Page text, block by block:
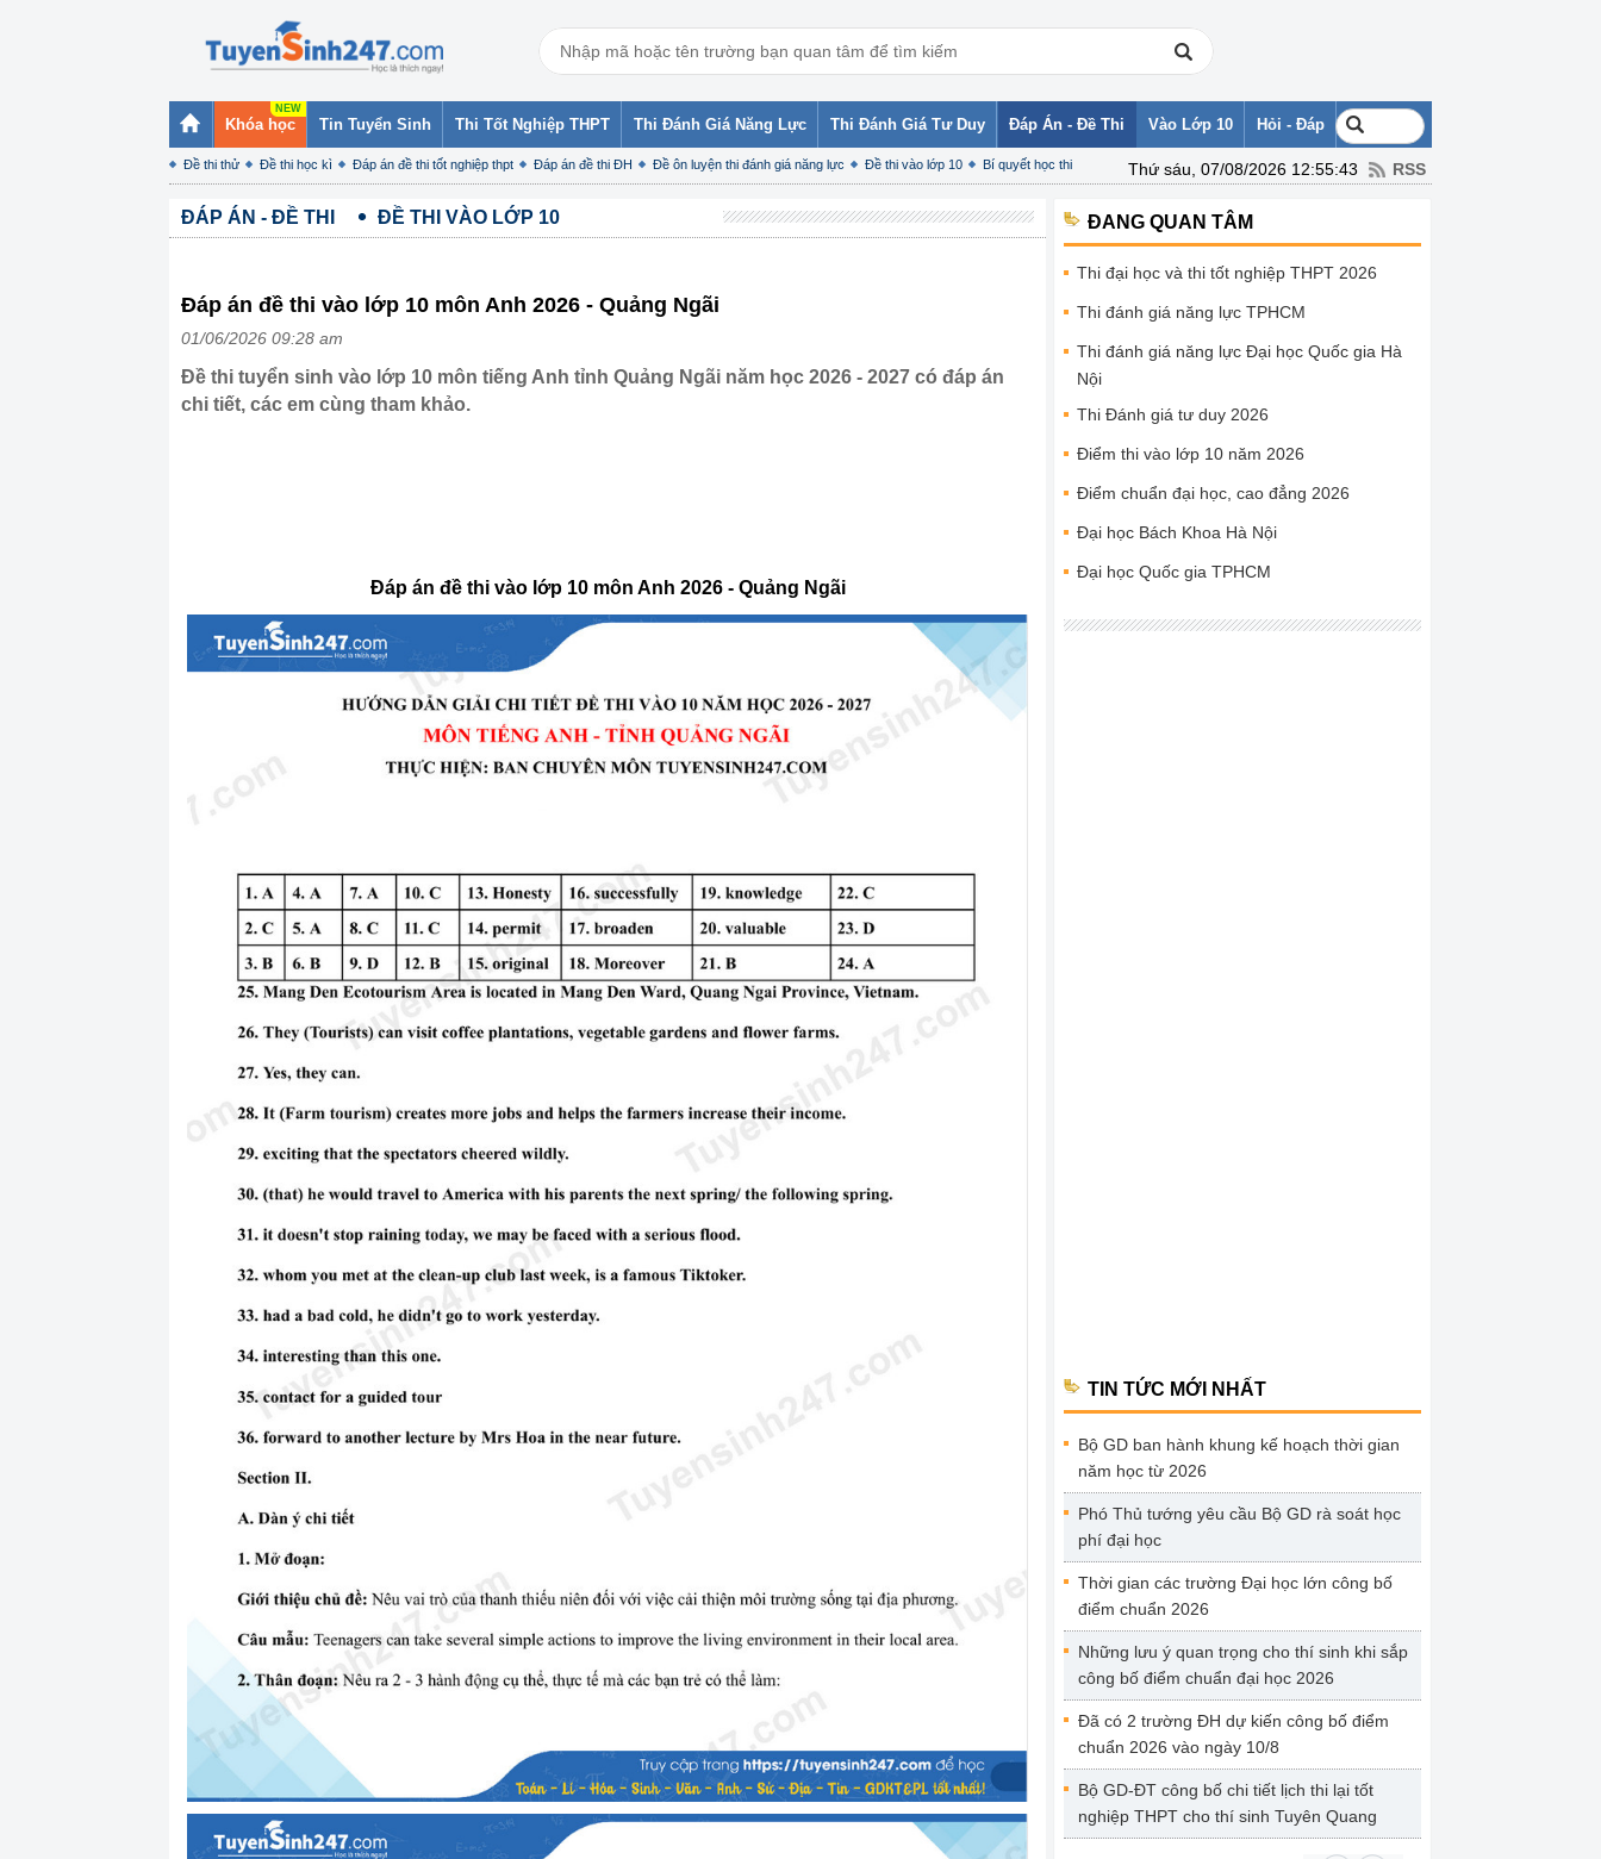
Khóa học Tin Tuyển Sinh Thi Tốt Nghiệp THPT Thi Đánh Giá Năng Lực Thi Đánh Giá Tư Duy Đáp Án - Đề Thi
Đề thi thử Đề thi học kì Đáp án đề thi tốt nghiệp thpt Đáp án đề thi ĐH Đề ôn luyện thi đánh giá năng lực Đề thi vào lớp 10 Bí quyết học thi
Vào Lớp 10 Hỏi - Đáp
Thứ sáu, 07/08/2026 12:55:43 RSS
ĐÁP ÁN - ĐỀ THI ĐỀ THI VÀO LỚP 10
Đáp án đề thi vào lớp 10 môn Anh 2026 - Quảng Ngãi
01/06/2026 09:28 am
Đề thi tuyển sinh vào lớp 10 môn tiếng Anh tỉnh Quảng Ngãi năm học 2026 - 2027 có đáp án
chi tiết, các em cùng tham khảo.
Đáp án đề thi vào lớp 10 môn Anh 2026 - Quảng Ngãi
ĐANG QUAN TÂM
Thi đại học và thi tốt nghiệp THPT 2026
Thi đánh giá năng lực TPHCM
Thi đánh giá năng lực Đại học Quốc gia Hà
Nội
Thi Đánh giá tư duy 2026
Điểm thi vào lớp 10 năm 2026
Điểm chuẩn đại học, cao đẳng 2026
Đại học Bách Khoa Hà Nội
Đại học Quốc gia TPHCM
TIN TỨC MỚI NHẤT
Bộ GD ban hành khung kế hoạch thời gian
năm học từ 2026
Phó Thủ tướng yêu cầu Bộ GD rà soát học
phí đại học
Thời gian các trường Đại học lớn công bố
điểm chuẩn 2026
Những lưu ý quan trọng cho thí sinh khi sắp
công bố điểm chuẩn đại học 2026
Đã có 2 trường ĐH dự kiến công bố điểm
chuẩn 2026 vào ngày 10/8
Bộ GD-ĐT công bố chi tiết lịch thi lại tốt
nghiệp THPT cho thí sinh Tuyên Quang